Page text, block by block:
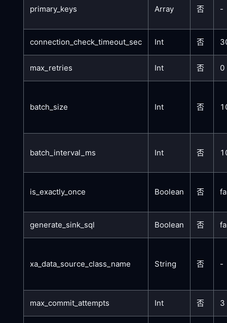
primary_keys Array 否 -
connection_check_timeout_sec Int 否
max_retries Int 否 0
batch_size Int 否
batch_interval_ms Int 否
is_exactly_once Boolean 否
generate_sink_sql Boolean 否
xa_data_source_class_name String 否 -
max_commit_attempts Int 否 3